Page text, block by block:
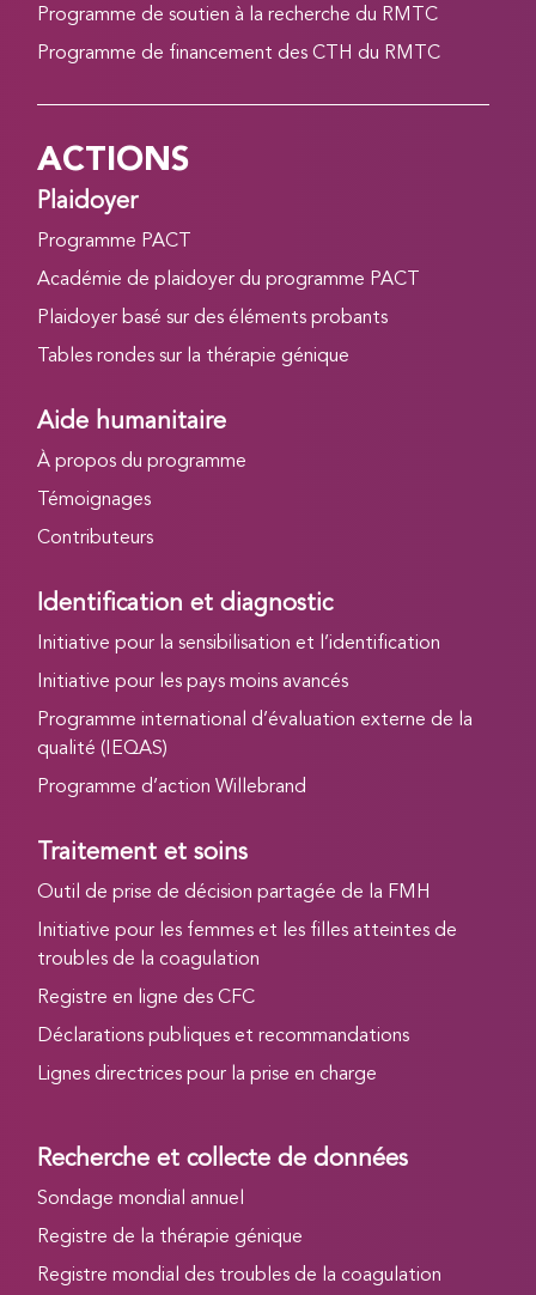
Programme de soutien à la recherche du RMTC
Programme de financement des CTH du RMTC
ACTIONS
Plaidoyer
Programme PACT
Académie de plaidoyer du programme PACT
Plaidoyer basé sur des éléments probants
Tables rondes sur la thérapie génique
Aide humanitaire
À propos du programme
Témoignages
Contributeurs
Identification et diagnostic
Initiative pour la sensibilisation et l’identification
Initiative pour les pays moins avancés
Programme international d’évaluation externe de la
qualité (IEQAS)
Programme d’action Willebrand
Traitement et soins
Outil de prise de décision partagée de la FMH
Initiative pour les femmes et les filles atteintes de
troubles de la coagulation
Registre en ligne des CFC
Déclarations publiques et recommandations
Lignes directrices pour la prise en charge
Recherche et collecte de données
Sondage mondial annuel
Registre de la thérapie génique
Registre mondial des troubles de la coagulation